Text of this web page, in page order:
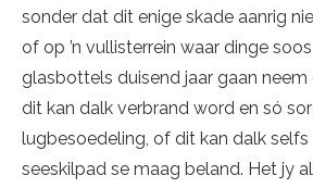
sonder dat dit enige skade aanrig
of op ’n vullisterrein waar dinge
glasbottels duisend jaar gaan
dit kan dalk verbrand word en só
lugbesoedeling, of dit kan dalk selfs
seeskilpad se maag beland. Het jy